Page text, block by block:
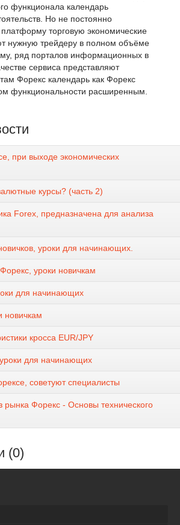
функционала календарь
Но не постоянно
торговую экономические
нужную трейдеру в полном объёме
ряд порталов информационных в
сервиса представляют
Форекс календарь как Форекс
функциональности расширенным.
при выходе экономических
курсы? (часть 2)
Forex, предназначена для анализа
уроки для начинающих.
уроки новичкам
для начинающих
новичкам
кросса EUR/JPY
для начинающих
советуют специалисты
рынка Форекс - Основы технического
(0)